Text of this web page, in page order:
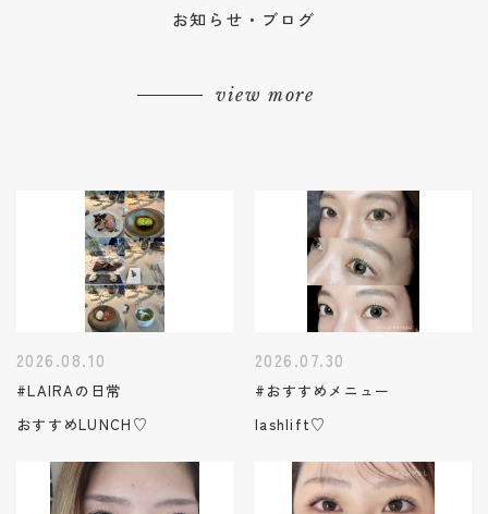
お知らせ・ブログ
view more
2026.08.10
#LAIRAの日常
おすすめLUNCH♡
2026.07.30
#おすすめメニュー
lashlift♡